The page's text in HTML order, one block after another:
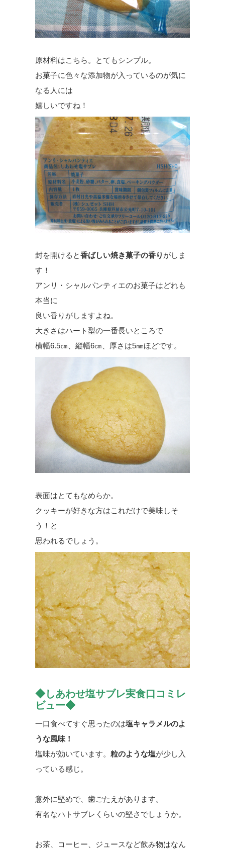
原材料はこちら。とてもシンプル。
お菓子に色々な添加物が入っているのが気に
なる人には
嬉しいですね！
封を開けると香ばしい焼き菓子の香り がしま
す！
アンリ・シャルパンティエのお菓子はどれも
本当に
良い香りがしますよね。
大きさはハート型の一番長いところで
横幅6.5㎝、縦幅6㎝、厚さは5㎜ほどです。
表面はとてもなめらか。
クッキーが好きな方はこれだけで美味しそ
う！と
思われるでしょう。
◆しあわせ塩サブレ実食口コミレ
ビュー◆
一口食べてすぐ思ったのは塩キャラメルのよ
うな風味！
塩味が効いています。 粒のような塩が少し入
っている感じ。
意外に堅めで、歯ごたえがあります。
有名なハトサブレくらいの堅さでしょうか。
お茶、コーヒー、ジュースなど飲み物はなん